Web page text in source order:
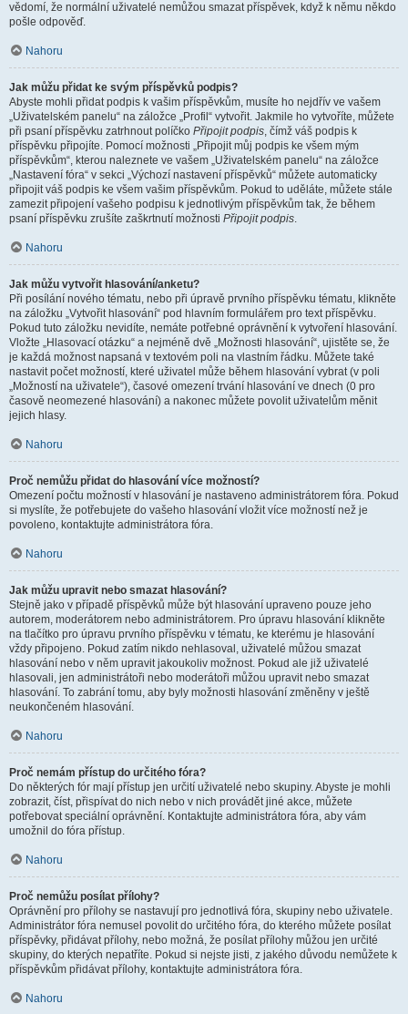
vědomí, že normální uživatelé nemůžou smazat příspěvek, když k němu někdo
pošle odpověď.
Nahoru
Jak můžu přidat ke svým příspěvků podpis?
Abyste mohli přidat podpis k vašim příspěvkům, musíte ho nejdřív ve vašem
„Uživatelském panelu“ na záložce „Profil“ vytvořit. Jakmile ho vytvoříte, můžete
při psaní příspěvku zatrhnout políčko Připojit podpis, čímž váš podpis k
příspěvku připojíte. Pomocí možnosti „Připojit můj podpis ke všem mým
příspěvkům“, kterou naleznete ve vašem „Uživatelském panelu“ na záložce
„Nastavení fóra“ v sekci „Výchozí nastavení příspěvků“ můžete automaticky
připojit váš podpis ke všem vašim příspěvkům. Pokud to uděláte, můžete stále
zamezit připojení vašeho podpisu k jednotlivým příspěvkům tak, že během
psaní příspěvku zrušíte zaškrtnutí možnosti Připojit podpis.
Nahoru
Jak můžu vytvořit hlasování/anketu?
Při posílání nového tématu, nebo při úpravě prvního příspěvku tématu, klikněte
na záložku „Vytvořit hlasování“ pod hlavním formulářem pro text příspěvku.
Pokud tuto záložku nevidíte, nemáte potřebné oprávnění k vytvoření hlasování.
Vložte „Hlasovací otázku“ a nejméně dvě „Možnosti hlasování“, ujistěte se, že
je každá možnost napsaná v textovém poli na vlastním řádku. Můžete také
nastavit počet možností, které uživatel může během hlasování vybrat (v poli
„Možností na uživatele“), časové omezení trvání hlasování ve dnech (0 pro
časově neomezené hlasování) a nakonec můžete povolit uživatelům měnit
jejich hlasy.
Nahoru
Proč nemůžu přidat do hlasování více možností?
Omezení počtu možností v hlasování je nastaveno administrátorem fóra. Pokud
si myslíte, že potřebujete do vašeho hlasování vložit více možností než je
povoleno, kontaktujte administrátora fóra.
Nahoru
Jak můžu upravit nebo smazat hlasování?
Stejně jako v případě příspěvků může být hlasování upraveno pouze jeho
autorem, moderátorem nebo administrátorem. Pro úpravu hlasování klikněte
na tlačítko pro úpravu prvního příspěvku v tématu, ke kterému je hlasování
vždy připojeno. Pokud zatím nikdo nehlasoval, uživatelé můžou smazat
hlasování nebo v něm upravit jakoukoliv možnost. Pokud ale již uživatelé
hlasovali, jen administrátoři nebo moderátoři můžou upravit nebo smazat
hlasování. To zabrání tomu, aby byly možnosti hlasování změněny v ještě
neukončeném hlasování.
Nahoru
Proč nemám přístup do určitého fóra?
Do některých fór mají přístup jen určití uživatelé nebo skupiny. Abyste je mohli
zobrazit, číst, přispívat do nich nebo v nich provádět jiné akce, můžete
potřebovat speciální oprávnění. Kontaktujte administrátora fóra, aby vám
umožnil do fóra přístup.
Nahoru
Proč nemůžu posílat přílohy?
Oprávnění pro přílohy se nastavují pro jednotlivá fóra, skupiny nebo uživatele.
Administrátor fóra nemusel povolit do určitého fóra, do kterého můžete posílat
příspěvky, přidávat přílohy, nebo možná, že posílat přílohy můžou jen určité
skupiny, do kterých nepatříte. Pokud si nejste jisti, z jakého důvodu nemůžete k
příspěvkům přidávat přílohy, kontaktujte administrátora fóra.
Nahoru